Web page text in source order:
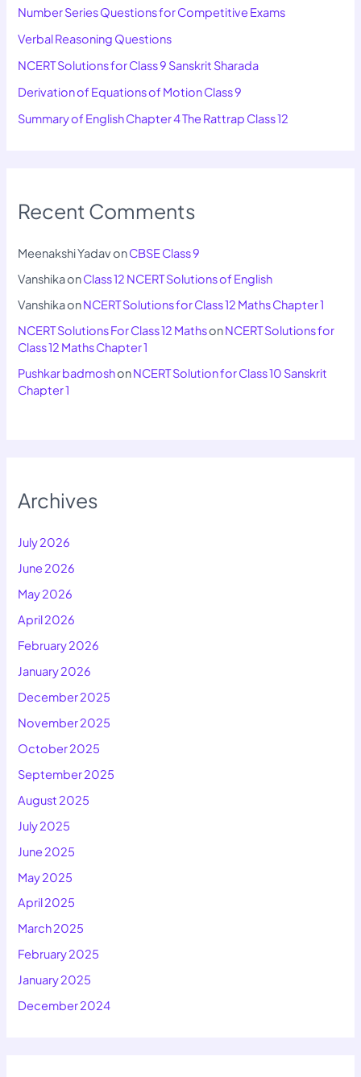
Number Series Questions for Competitive Exams
Verbal Reasoning Questions
NCERT Solutions for Class 9 Sanskrit Sharada
Derivation of Equations of Motion Class 9
Summary of English Chapter 4 The Rattrap Class 12
Recent Comments
Meenakshi YadavonCBSE Class 9
VanshikaonClass 12 NCERT Solutions of English
VanshikaonNCERT Solutions for Class 12 Maths Chapter 1
NCERT Solutions For Class 12 MathsonNCERT Solutions for
Class 12 Maths Chapter 1
Pushkar badmoshonNCERT Solution for Class 10 Sanskrit
Chapter 1
Archives
July 2026
June 2026
May 2026
April 2026
February 2026
January 2026
December 2025
November 2025
October 2025
September 2025
August 2025
July 2025
June 2025
May 2025
April 2025
March 2025
February 2025
January 2025
December 2024